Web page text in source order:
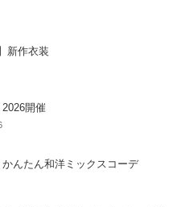
新作衣装
開催
んたん和洋ミックスコーデ